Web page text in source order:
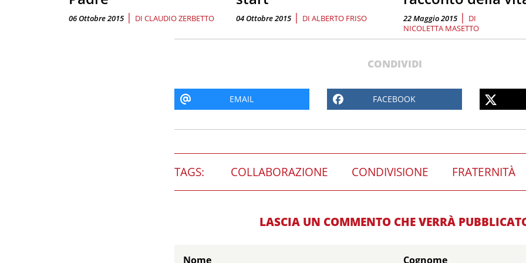
06 Ottobre 2015 | DI CLAUDIO ZERBETTO 04 Ottobre 2015 | DI ALBERTO FRISO 22 Maggio 2015 | DI
NICOLETTA MASETTO
CONDIVIDI
EMAIL FACEBOOK
TAGS: COLLABORAZIONE CONDIVISIONE FRATERNITÀ
LASCIA UN COMMENTO CHE VERRÀ
Nome Cognome